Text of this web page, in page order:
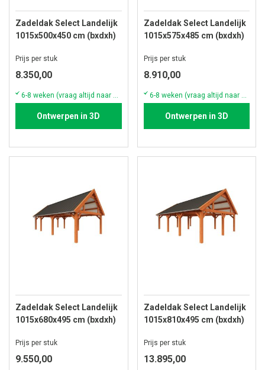
Zadeldak Select Landelijk
1015x500x450 cm (bxdxh)
Prijs per stuk
8.350,00
6-8 weken (vraag altijd naar de actuele voorraad & levertijd)
Ontwerpen in 3D
Zadeldak Select Landelijk
1015x575x485 cm (bxdxh)
Prijs per stuk
8.910,00
6-8 weken (vraag altijd naar de actuele voorraad & levertijd)
Ontwerpen in 3D
Zadeldak Select Landelijk
1015x680x495 cm (bxdxh)
Prijs per stuk
9.550,00
Zadeldak Select Landelijk
1015x810x495 cm (bxdxh)
Prijs per stuk
13.895,00